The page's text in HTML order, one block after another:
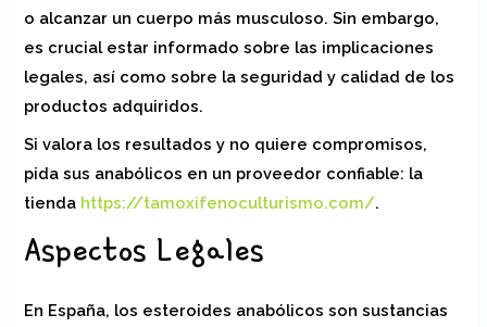
o alcanzar un cuerpo más musculoso. Sin embargo,
es crucial estar informado sobre las implicaciones
legales, así como sobre la seguridad y calidad de los
productos adquiridos.
Si valora los resultados y no quiere compromisos,
pida sus anabólicos en un proveedor confiable: la
tienda https://tamoxifenoculturismo.com/.
Aspectos Legales
En España, los esteroides anabólicos son sustancias